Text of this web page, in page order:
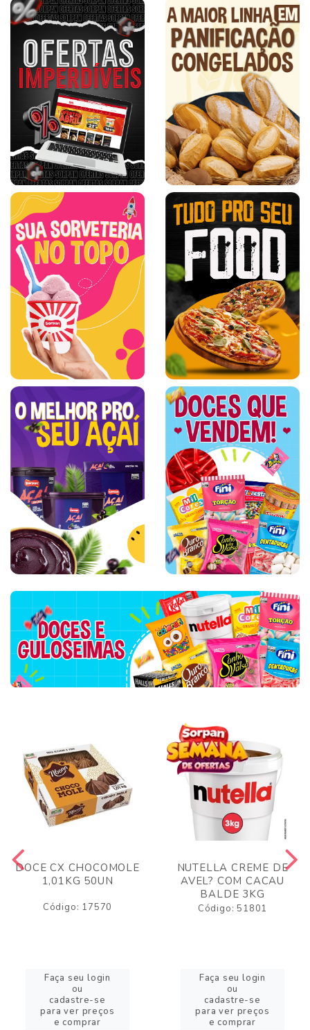
DOCE CX CHOCOMOLE
1,01KG 50UN
Código: 17570
Faça seu login
ou
cadastre-se
para ver preços
e comprar
NUTELLA CREME DE
AVEL? COM CACAU
BALDE 3KG
Código: 51801
Faça seu login
ou
cadastre-se
para ver preços
e comprar